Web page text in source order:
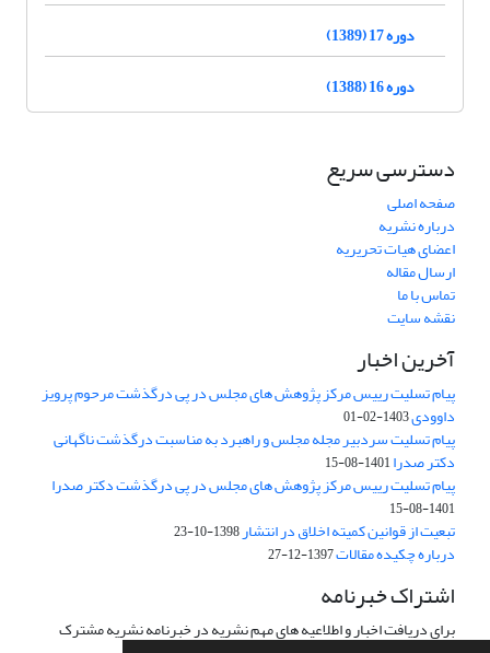
دوره 17 (1389)
دوره 16 (1388)
دسترسی سریع
صفحه اصلی
درباره نشریه
اعضای هیات تحریریه
ارسال مقاله
تماس با ما
نقشه سایت
آخرین اخبار
پیام تسلیت رییس مرکز پژوهش های مجلس در پی درگذشت مرحوم پرویز
داوودی1403-02-01
پیام تسلیت سردبیر مجله مجلس و راهبرد به مناسبت درگذشت ناگهانی
دکتر صدرا1401-08-15
پیام تسلیت رییس مرکز پژوهش های مجلس در پی درگذشت دکتر صدرا
1401-08-15
تبعیت از قوانین کمیته اخلاق در انتشار1398-10-23
درباره چکیده مقالات1397-12-27
اشتراک خبرنامه
برای دریافت اخبار و اطلاعیه های مهم نشریه در خبرنامه نشریه مشترک